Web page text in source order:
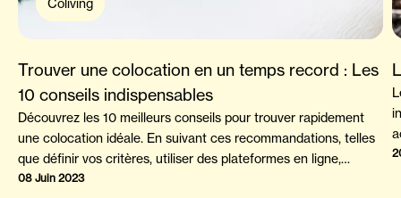
Coliving
Trouver une colocation en un temps record : Les
10 conseils indispensables
Découvrez les 10 meilleurs conseils pour trouver rapidement
une colocation idéale. En suivant ces recommandations, telles
que définir vos critères, utiliser des plateformes en ligne,
préparer les visites, évaluer la compatibilité, considérer
08 Juin 2023